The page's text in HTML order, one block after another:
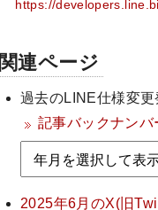
https://
関連ページ
過去のLINE仕様変更
記事バックナンバ
2025年6月のX(旧